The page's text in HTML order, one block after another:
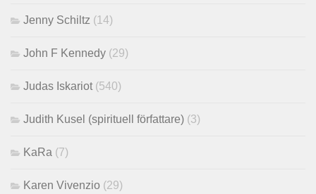
Jenny Schiltz (14)
John F Kennedy (29)
Judas Iskariot (540)
Judith Kusel (spirituell författare) (3)
KaRa (7)
Karen Vivenzio (29)